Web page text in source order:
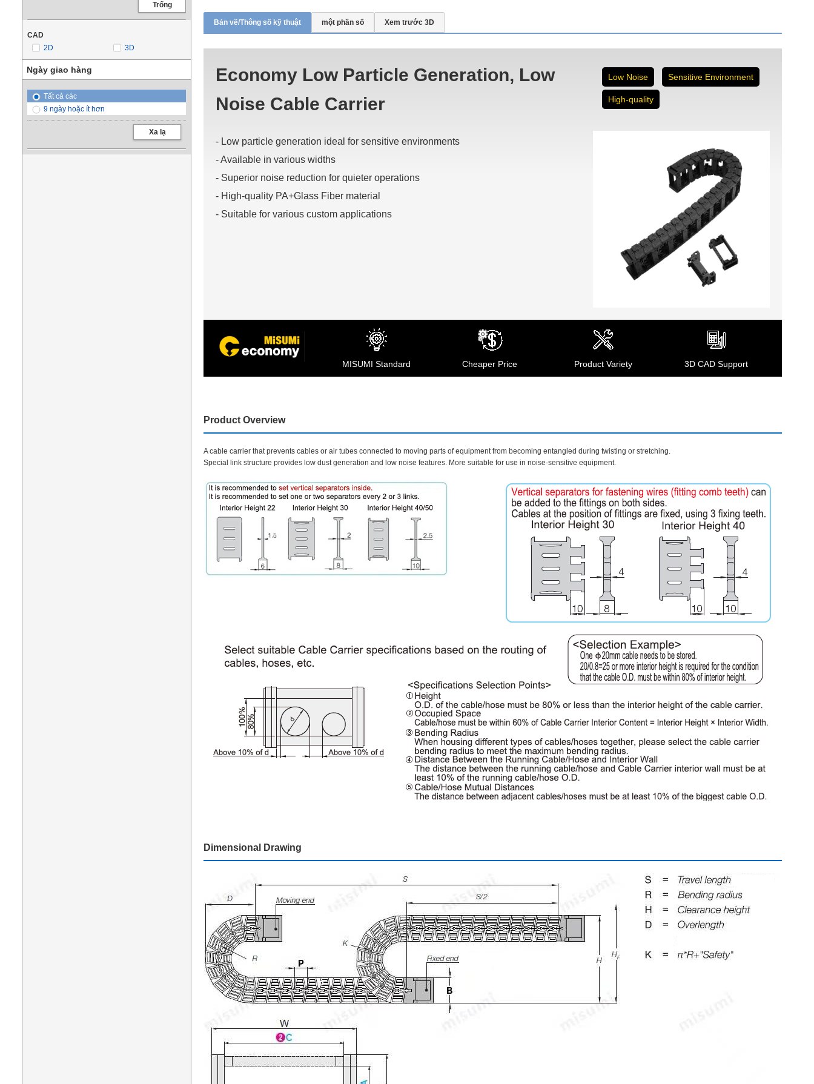
Trống
CAD
2D
3D
Ngày giao hàng
Tất cả các
9 ngày hoặc ít hơn
Xa lạ
Bản vẽ/Thông số kỹ thuật một phần số Xem trước 3D
Economy Low Particle Generation, Low
Noise Cable Carrier
Low Noise Sensitive Environment
High-quality
- Low particle generation ideal for sensitive environments
- Available in various widths
- Superior noise reduction for quieter operations
- High-quality PA+Glass Fiber material
- Suitable for various custom applications
MISUMI Standard Cheaper Price Product Variety 3D CAD Support
Product Overview
A cable carrier that prevents cables or air tubes connected to moving parts of equipment from becoming entangled during twisting or stretching.
Special link structure provides low dust generation and low noise features. More suitable for use in noise-sensitive equipment.
Dimensional Drawing